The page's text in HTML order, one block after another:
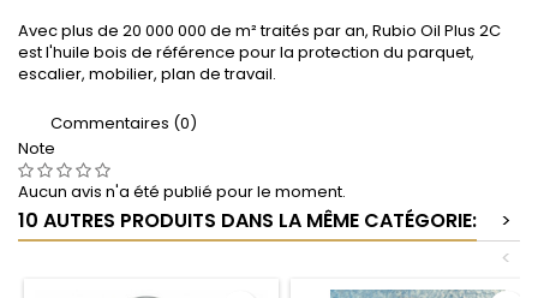
Avec plus de 20 000 000 de m² traités par an, Rubio Oil Plus 2C
est l'huile bois de référence pour la protection du parquet,
escalier, mobilier, plan de travail.
Commentaires (0)
Note
Aucun avis n'a été publié pour le moment.
10 AUTRES PRODUITS DANS LA MÊME CATÉGORIE:
>
<